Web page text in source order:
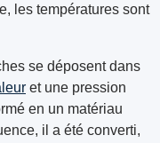
les températures sont
se déposent dans
et une pression
en un matériau
il a été converti,